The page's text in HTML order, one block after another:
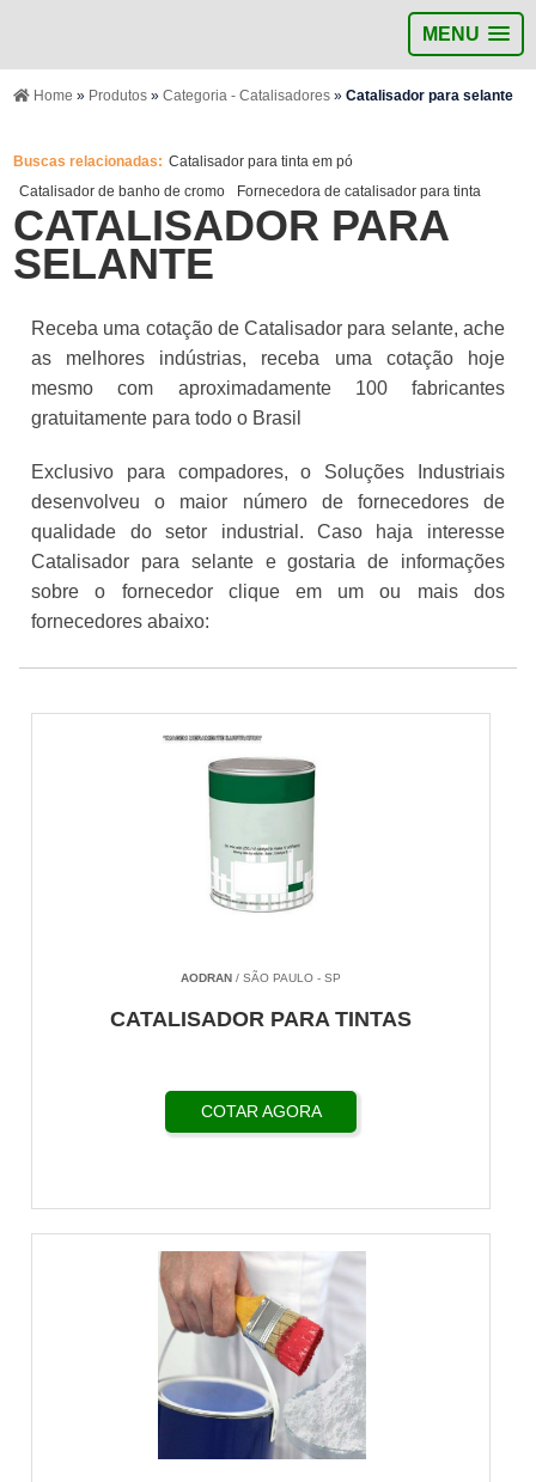
MENU
Home » Produtos» Categoria - Catalisadores» Catalisador para selante
Buscas relacionadas: Catalisador para tinta em pó
Catalisador de banho de cromo
Fornecedora de catalisador para tinta
CATALISADOR PARA
SELANTE
Receba uma cotação de Catalisador para selante, ache
as melhores indústrias, receba uma cotação hoje
mesmo com aproximadamente 100 fabricantes
gratuitamente para todo o Brasil
Exclusivo para compadores, o Soluções Industriais
desenvolveu o maior número de fornecedores de
qualidade do setor industrial. Caso haja interesse
Catalisador para selante e gostaria de informações
sobre o fornecedor clique em um ou mais dos
fornecedores abaixo:
AODRAN / SÃO PAULO - SP
CATALISADOR PARA TINTAS
COTAR AGORA